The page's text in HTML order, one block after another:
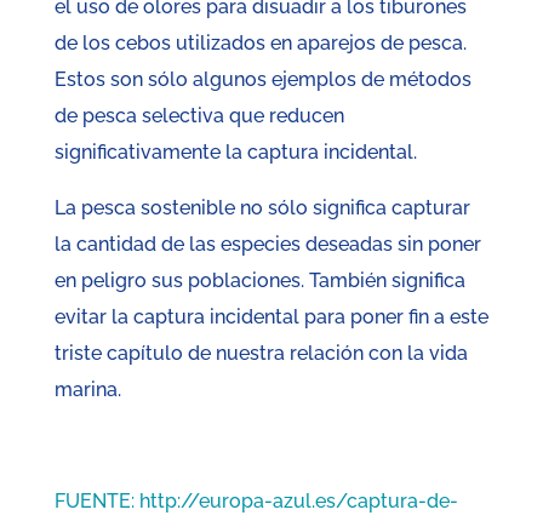
el uso de olores para disuadir a los tiburones
de los cebos utilizados en aparejos de pesca.
Estos son sólo algunos ejemplos de métodos
de pesca selectiva que reducen
significativamente la captura incidental.
La pesca sostenible no sólo significa capturar
la cantidad de las especies deseadas sin poner
en peligro sus poblaciones. También significa
evitar la captura incidental para poner fin a este
triste capítulo de nuestra relación con la vida
marina.
FUENTE: http://europa-azul.es/captura-de-